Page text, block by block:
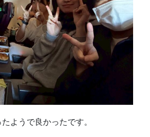
ようで良かったです。